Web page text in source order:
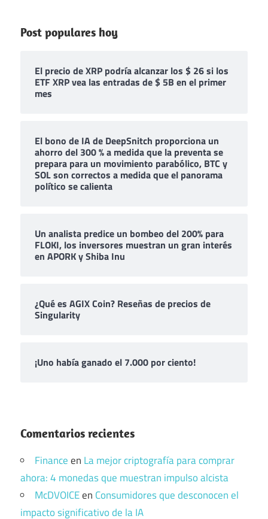
Post populares hoy
El precio de XRP podría alcanzar los $ 26 si los
ETF XRP vea las entradas de $ 5B en el primer
mes
El bono de IA de DeepSnitch proporciona un
ahorro del 300 % a medida que la preventa se
prepara para un movimiento parabólico, BTC y
SOL son correctos a medida que el panorama
político se calienta
Un analista predice un bombeo del 200% para
FLOKI, los inversores muestran un gran interés
en APORK y Shiba Inu
¿Qué es AGIX Coin? Reseñas de precios de
Singularity
¡Uno había ganado el 7.000 por ciento!
Comentarios recientes
Financeen La mejor criptografía para comprar
ahora: 4 monedas que muestran impulso alcista
McDVOICEen Consumidores que desconocen el
impacto significativo de la IA